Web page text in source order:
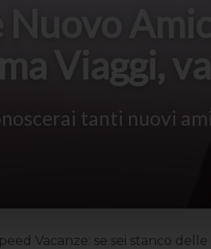
Nuovo
Viaggi,
tanti nuovi
Vacanze: se sei stanco